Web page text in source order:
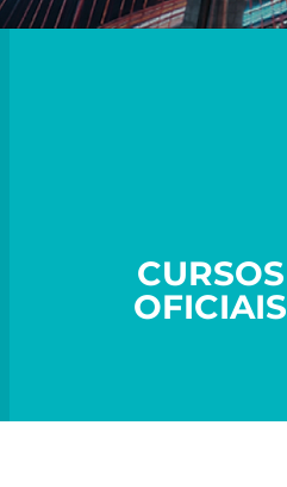
CURSOS
OFICIAIS